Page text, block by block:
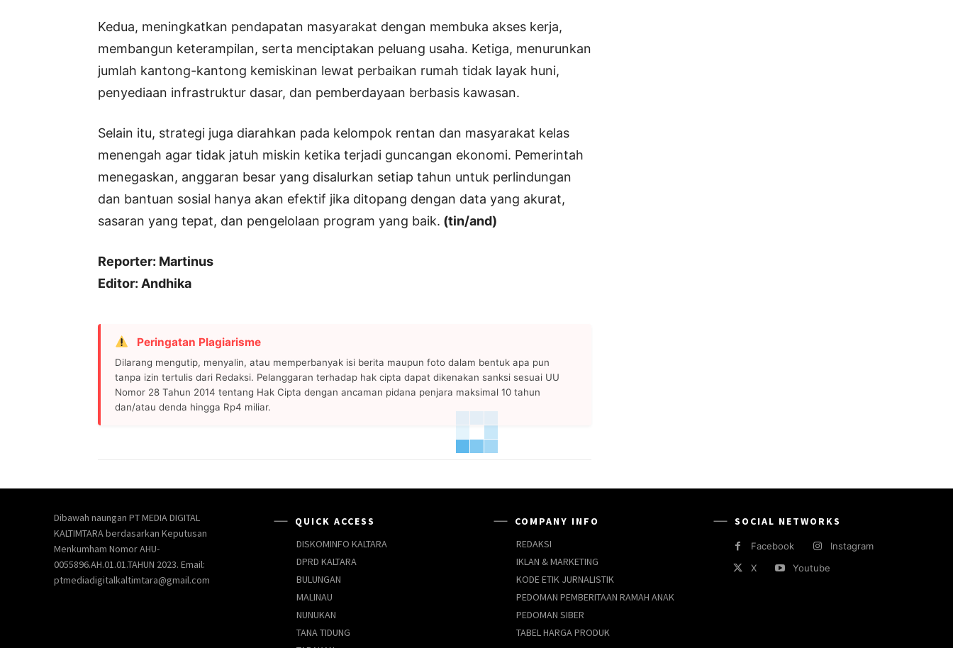
Kedua, meningkatkan pendapatan masyarakat dengan membuka akses kerja,
membangun keterampilan, serta menciptakan peluang usaha. Ketiga, menurunkan
jumlah kantong-kantong kemiskinan lewat perbaikan rumah tidak layak huni,
penyediaan infrastruktur dasar, dan pemberdayaan berbasis kawasan.
Selain itu, strategi juga diarahkan pada kelompok rentan dan masyarakat kelas
menengah agar tidak jatuh miskin ketika terjadi guncangan ekonomi. Pemerintah
menegaskan, anggaran besar yang disalurkan setiap tahun untuk perlindungan
dan bantuan sosial hanya akan efektif jika ditopang dengan data yang akurat,
sasaran yang tepat, dan pengelolaan program yang baik. (tin/and)
Reporter: Martinus
Editor: Andhika
Peringatan Plagiarisme
Dilarang mengutip, menyalin, atau memperbanyak isi berita maupun foto dalam bentuk apa pun
tanpa izin tertulis dari Redaksi. Pelanggaran terhadap hak cipta dapat dikenakan sanksi sesuai UU
Nomor 28 Tahun 2014 tentang Hak Cipta dengan ancaman pidana penjara maksimal 10 tahun
dan/atau denda hingga Rp4 miliar.
Dibawah naungan PT MEDIA DIGITAL
KALTIMTARA berdasarkan Keputusan
Menkumham Nomor AHU-
0055896.AH.01.01.TAHUN 2023. Email:
ptmediadigitalkaltimtara@gmail.com
QUICK ACCESS
DISKOMINFO KALTARA
DPRD KALTARA
BULUNGAN
MALINAU
NUNUKAN
TANA TIDUNG
COMPANY INFO
REDAKSI
IKLAN & MARKETING
KODE ETIK JURNALISTIK
PEDOMAN PEMBERITAAN RAMAH ANAK
PEDOMAN SIBER
TABEL HARGA PRODUK
SOCIAL NETWORKS
Facebook
Instagram
X
Youtube